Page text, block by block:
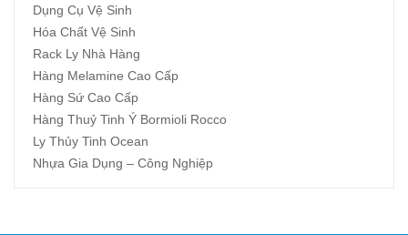
Dụng Cụ Vệ Sinh
Hóa Chất Vệ Sinh
Rack Ly Nhà Hàng
Hàng Melamine Cao Cấp
Hàng Sứ Cao Cấp
Hàng Thuỷ Tinh Ý Bormioli Rocco
Ly Thủy Tinh Ocean
Nhựa Gia Dụng – Công Nghiệp